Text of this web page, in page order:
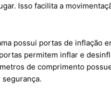
Isso facilita a
possui portas de inflação
permitem inflar e
de comprimento
segurança.